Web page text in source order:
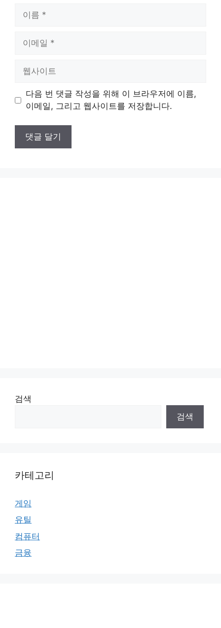
트
다음 번 댓글 작성을 위해 이 브라우저에 이름,
이메일, 그리고 웹사이트를 저장합니다.
검색
검색
카테고리
게임
유틸
컴퓨터
금융